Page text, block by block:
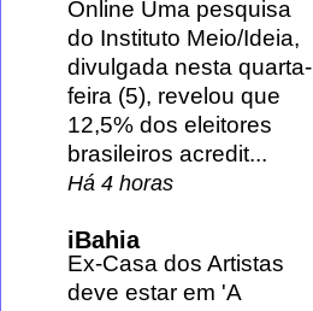
Online Uma pesquisa
do Instituto Meio/Ideia,
divulgada nesta quarta-
feira (5), revelou que
12,5% dos eleitores
brasileiros acredit...
Há 4 horas
iBahia
Ex-Casa dos Artistas
deve estar em 'A